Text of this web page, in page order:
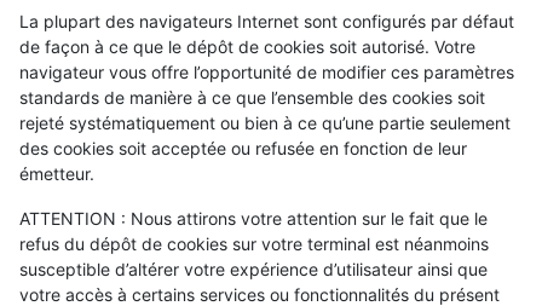
La plupart des navigateurs Internet sont configurés par défaut
de façon à ce que le dépôt de cookies soit autorisé. Votre
navigateur vous offre l’opportunité de modifier ces paramètres
standards de manière à ce que l’ensemble des cookies soit
rejeté systématiquement ou bien à ce qu’une partie seulement
des cookies soit acceptée ou refusée en fonction de leur
émetteur.
ATTENTION : Nous attirons votre attention sur le fait que le
refus du dépôt de cookies sur votre terminal est néanmoins
susceptible d’altérer votre expérience d’utilisateur ainsi que
votre accès à certains services ou fonctionnalités du présent